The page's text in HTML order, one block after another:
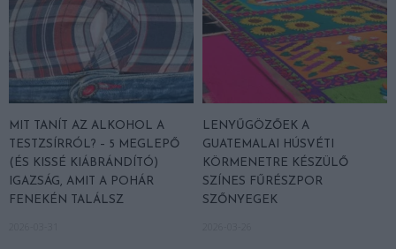
MIT TANÍT AZ ALKOHOL A
TESTZSÍRRÓL? – 5 MEGLEPŐ
(ÉS KISSÉ KIÁBRÁNDÍTÓ)
IGAZSÁG, AMIT A POHÁR
FENEKÉN TALÁLSZ
LENYŰGÖZŐEK A
GUATEMALAI HÚSVÉTI
KÖRMENETRE KÉSZÜLŐ
SZÍNES FŰRÉSZPOR
SZŐNYEGEK